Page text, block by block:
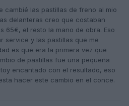
cambié las pastillas de freno al mio
delanteras creo que costaban
65€, el resto la mano de obra. Eso
service y las pastillas que me
es que era la primera vez que
de pastillas fue una pequeña
encantado con el resultado, eso
hacer este cambio en el conce.